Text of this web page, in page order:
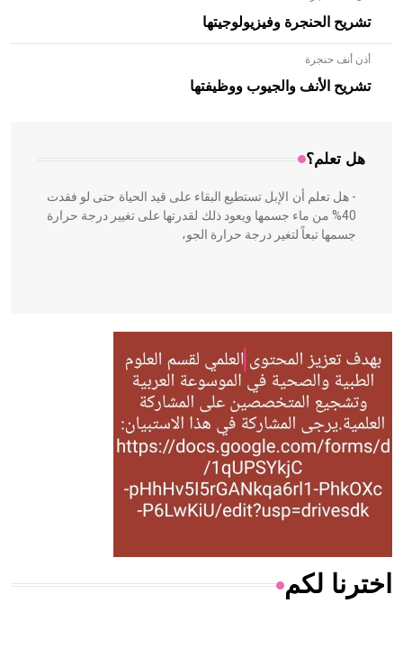
تشريح الحنجرة وفيزيولوجيتها
أذن أنف حنجرة
تشريح الأنف والجيوب ووظيفتها
هل تعلم؟
- هل تعلم أن الأبلق نوع من الفنون الهندسية التي ارتبطت
بالعمارة الإسلامية في بلاد الشام ومصر خاصة، حيث يحرص
المعمار على بناء مداميكه وخاصة في الواجهات
- هل تعلم أن الإبل تستطيع البقاء على قيد الحياة حتى لو فقدت
40% من ماء جسمها ويعود ذلك لقدرتها على تغيير درجة حرارة
جسمها تبعاً لتغير درجة حرارة الجو،
- هل تعلم أن أبقراط كتب في الطب أربعة مؤلفات هي:
الحكم، الأدلة، تنظيم التغذية، ورسالته في جروح الرأس. ويعود
له الفضل بأنه حرر الطب من الدين والفلسفة.
- هل تعلم أن المرجان إفراز حيواني يتكون في البحر ويتركب
من مادة كربونات الكلسيوم، وهو أحمر أو شديد الحمرة وهو
أجود أنواعه، ويمتاز بكبر الحجم ويسمى الش
هل تعلم أن الأبسيد كلمة فرنسية اللفظ تم اعتمادها مصطلحاً
اخترنا لكم